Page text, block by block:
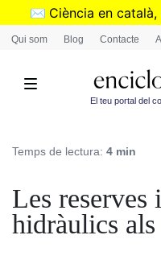
✉️ Ciència en
➜Subscriu-te
Qui som Blog Contacte
El teu portal del
Temps de lectura: 4 min
Les reserves
hidràulics als